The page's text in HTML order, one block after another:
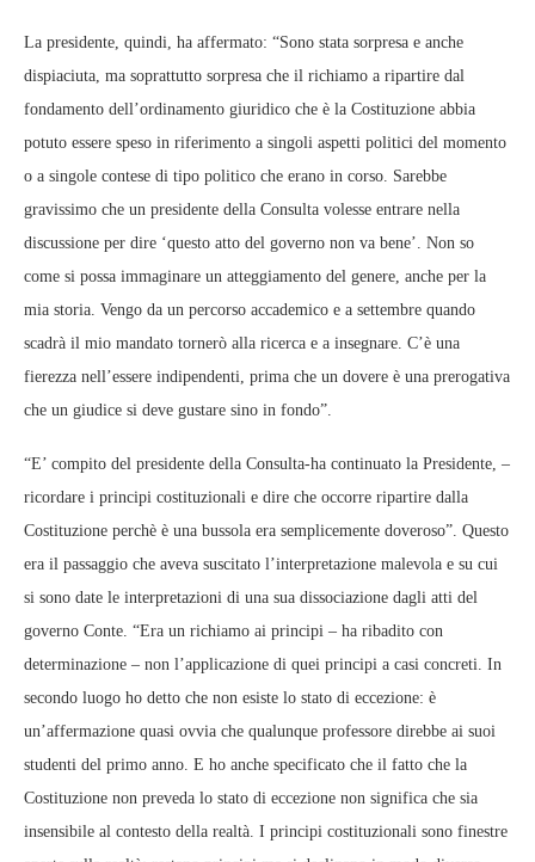
La presidente, quindi, ha affermato: “Sono stata sorpresa e anche
dispiaciuta, ma soprattutto sorpresa che il richiamo a ripartire dal
fondamento dell’ordinamento giuridico che è la Costituzione abbia
potuto essere speso in riferimento a singoli aspetti politici del momento
o a singole contese di tipo politico che erano in corso. Sarebbe
gravissimo che un presidente della Consulta volesse entrare nella
discussione per dire ‘questo atto del governo non va bene’. Non so
come si possa immaginare un atteggiamento del genere, anche per la
mia storia. Vengo da un percorso accademico e a settembre quando
scadrà il mio mandato tornerò alla ricerca e a insegnare. C’è una
fierezza nell’essere indipendenti, prima che un dovere è una prerogativa
che un giudice si deve gustare sino in fondo”.
“E’ compito del presidente della Consulta-ha continuato la Presidente, –
ricordare i principi costituzionali e dire che occorre ripartire dalla
Costituzione perchè è una bussola era semplicemente doveroso”. Questo
era il passaggio che aveva suscitato l’interpretazione malevola e su cui
si sono date le interpretazioni di una sua dissociazione dagli atti del
governo Conte. “Era un richiamo ai principi – ha ribadito con
determinazione – non l’applicazione di quei principi a casi concreti. In
secondo luogo ho detto che non esiste lo stato di eccezione: è
un’affermazione quasi ovvia che qualunque professore direbbe ai suoi
studenti del primo anno. E ho anche specificato che il fatto che la
Costituzione non preveda lo stato di eccezione non significa che sia
insensibile al contesto della realtà. I principi costituzionali sono finestre